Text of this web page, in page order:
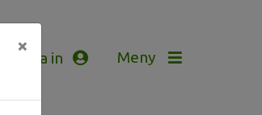
Logga in
×